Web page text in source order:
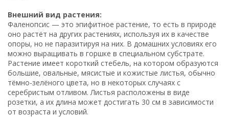
Внешний вид растения:
Фаленопсис — это эпифитное растение, то есть в природе
оно растёт на других растениях, используя их в качестве
опоры, но не паразитируя на них. В домашних условиях его
можно выращивать в горшке в специальном субстрате.
Растение имеет короткий стебель, на котором образуются
большие, овальные, мясистые и кожистые листья, обычно
тёмно-зелёного цвета, но в некоторых случаях с
серебристым отливом. Листья расположены в виде
розетки, а их длина может достигать 30 см в зависимости
от возраста и условий.